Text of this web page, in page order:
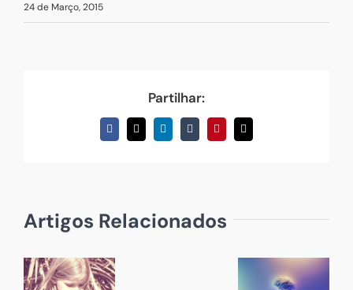
24 de Março, 2015
Partilhar:
Facebook
X LinkedInTumblrPinterestEmail
(necessário
Artigos Relacionados